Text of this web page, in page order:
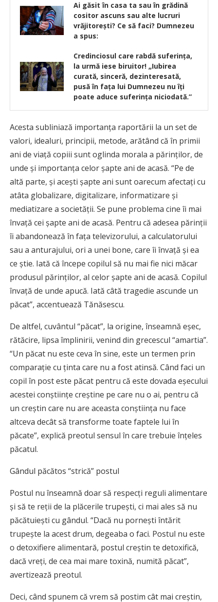
Ai găsit în casa ta sau în grădină
cositor ascuns sau alte lucruri
vrăjitoreşti? Ce să faci? Dumnezeu
a spus:
Credinciosul care rabdă suferinţa,
la urmă iese biruitor! „Iubirea
curată, sinceră, dezinteresată,
pusă în faţa lui Dumnezeu nu îţi
poate aduce suferinţa niciodată.”
Acesta subliniază importanţa raportării la un set de
valori, idealuri, principii, metode, arătând că în primii
ani de viaţă copiii sunt oglinda morala a părinţilor, de
unde şi importanţa celor şapte ani de acasă. “Pe de
altă parte, şi aceşti şapte ani sunt oarecum afectaţi cu
atâta globalizare, digitalizare, informatizare şi
mediatizare a societăţii. Se pune problema cine îi mai
învaţă cei şapte ani de acasă. Pentru că adesea părinţii
îi abandonează în faţa televizorului, a calculatorului
sau a anturajului, ori a unei bone, care îi învaţă şi ea
ce ştie. Iată că începe copilul să nu mai fie nici măcar
produsul părinţilor, al celor şapte ani de acasă. Copilul
învaţă de unde apucă. Iată câtă tragedie ascunde un
păcat”, accentuează Tănăsescu.
De altfel, cuvântul “păcat”, la origine, înseamnă eşec,
rătăcire, lipsa împlinirii, venind din grecescul “amartia”.
“Un păcat nu este ceva în sine, este un termen prin
comparaţie cu ţinta care nu a fost atinsă. Când faci un
copil în post este păcat pentru că este dovada eşecului
acestei conştiinţe creştine pe care nu o ai, pentru că
un creştin care nu are aceasta conştiinţa nu face
altceva decât să transforme toate faptele lui în
păcate”, explică preotul sensul în care trebuie înţeles
păcatul.
Gândul păcătos “strică” postul
Postul nu înseamnă doar să respecţi reguli alimentare
şi să te reţii de la plăcerile trupeşti, ci mai ales să nu
păcătuieşti cu gândul. “Dacă nu porneşti întărit
trupeşte la acest drum, degeaba o faci. Postul nu este
o detoxifiere alimentară, postul creştin te detoxifică,
dacă vreţi, de cea mai mare toxină, numită păcat”,
avertizează preotul.
Deci, când spunem că vrem să postim cât mai creştin,